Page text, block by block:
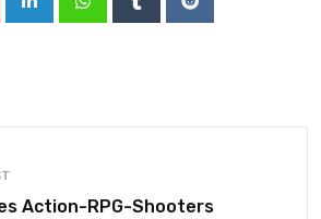
Action-RPG-Shooters